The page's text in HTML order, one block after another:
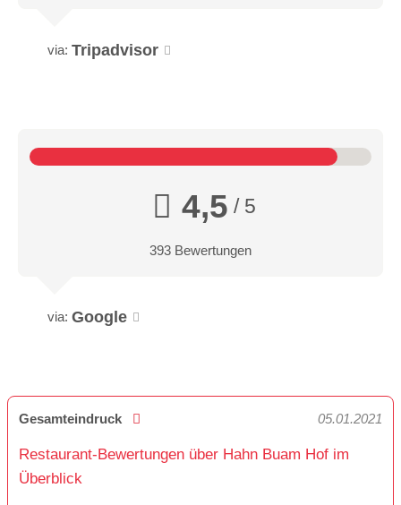
via: Tripadvisor
4,5 / 5
393 Bewertungen
via: Google
Gesamteindruck 05.01.2021
Restaurant-Bewertungen über Hahn Buam Hof im
Überblick